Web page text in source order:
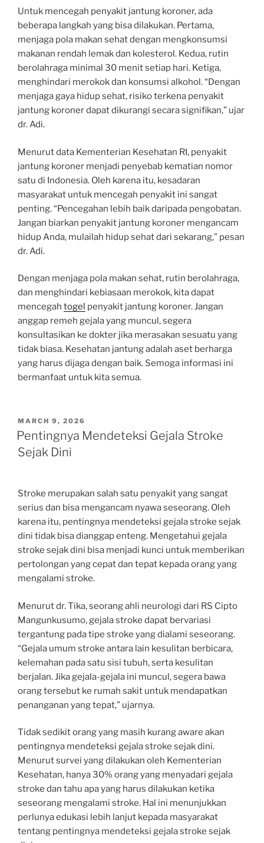
Untuk mencegah penyakit jantung koroner, ada
beberapa langkah yang bisa dilakukan. Pertama,
menjaga pola makan sehat dengan mengkonsumsi
makanan rendah lemak dan kolesterol. Kedua, rutin
berolahraga minimal 30 menit setiap hari. Ketiga,
menghindari merokok dan konsumsi alkohol. “Dengan
menjaga gaya hidup sehat, risiko terkena penyakit
jantung koroner dapat dikurangi secara signifikan,” ujar
dr. Adi.
Menurut data Kementerian Kesehatan RI, penyakit
jantung koroner menjadi penyebab kematian nomor
satu di Indonesia. Oleh karena itu, kesadaran
masyarakat untuk mencegah penyakit ini sangat
penting. “Pencegahan lebih baik daripada pengobatan.
Jangan biarkan penyakit jantung koroner mengancam
hidup Anda, mulailah hidup sehat dari sekarang,” pesan
dr. Adi.
Dengan menjaga pola makan sehat, rutin berolahraga,
dan menghindari kebiasaan merokok, kita dapat
mencegah togel penyakit jantung koroner. Jangan
anggap remeh gejala yang muncul, segera
konsultasikan ke dokter jika merasakan sesuatu yang
tidak biasa. Kesehatan jantung adalah aset berharga
yang harus dijaga dengan baik. Semoga informasi ini
bermanfaat untuk kita semua.
POSTED
ON
MARCH 9, 2026
Pentingnya Mendeteksi Gejala Stroke
Sejak Dini
Stroke merupakan salah satu penyakit yang sangat
serius dan bisa mengancam nyawa seseorang. Oleh
karena itu, pentingnya mendeteksi gejala stroke sejak
dini tidak bisa dianggap enteng. Mengetahui gejala
stroke sejak dini bisa menjadi kunci untuk memberikan
pertolongan yang cepat dan tepat kepada orang yang
mengalami stroke.
Menurut dr. Tika, seorang ahli neurologi dari RS Cipto
Mangunkusumo, gejala stroke dapat bervariasi
tergantung pada tipe stroke yang dialami seseorang.
“Gejala umum stroke antara lain kesulitan berbicara,
kelemahan pada satu sisi tubuh, serta kesulitan
berjalan. Jika gejala-gejala ini muncul, segera bawa
orang tersebut ke rumah sakit untuk mendapatkan
penanganan yang tepat,” ujarnya.
Tidak sedikit orang yang masih kurang aware akan
pentingnya mendeteksi gejala stroke sejak dini.
Menurut survei yang dilakukan oleh Kementerian
Kesehatan, hanya 30% orang yang menyadari gejala
stroke dan tahu apa yang harus dilakukan ketika
seseorang mengalami stroke. Hal ini menunjukkan
perlunya edukasi lebih lanjut kepada masyarakat
tentang pentingnya mendeteksi gejala stroke sejak